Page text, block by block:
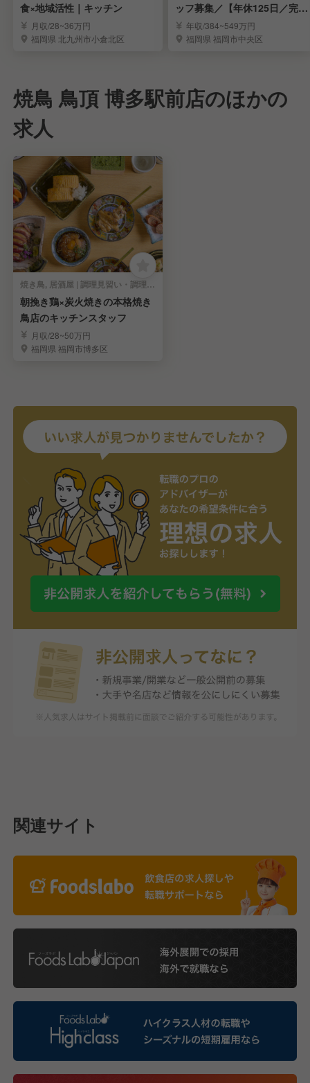
食×地域活性｜キッチン
月収/28~36万円
福岡県 北九州市小倉北区
ッフ募集／【年休125日／完全
週休2日制】
年収/384~549万円
福岡県 福岡市中央区
焼鳥 鳥頂 博多駅前店のほかの
求人
焼き鳥, 居酒屋 | 調理見習い・調理補助
朝挽き鶏×炭火焼きの本格焼き
鳥店のキッチンスタッフ
月収/28~50万円
福岡県 福岡市博多区
関連サイト